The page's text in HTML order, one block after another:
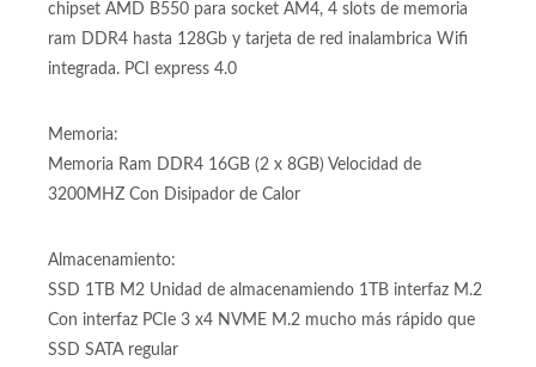
chipset AMD B550 para socket AM4, 4 slots de memoria
ram DDR4 hasta 128Gb y tarjeta de red inalambrica Wifi
integrada. PCI express 4.0
Memoria:
Memoria Ram DDR4 16GB (2 x 8GB) Velocidad de
3200MHZ Con Disipador de Calor
Almacenamiento:
SSD 1TB M2 Unidad de almacenamiendo 1TB interfaz M.2
Con interfaz PCIe 3 x4 NVME M.2 mucho más rápido que
SSD SATA regular